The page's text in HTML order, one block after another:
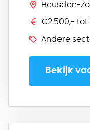
Heusden-
€2.500,- tot
Andere
Bekijk